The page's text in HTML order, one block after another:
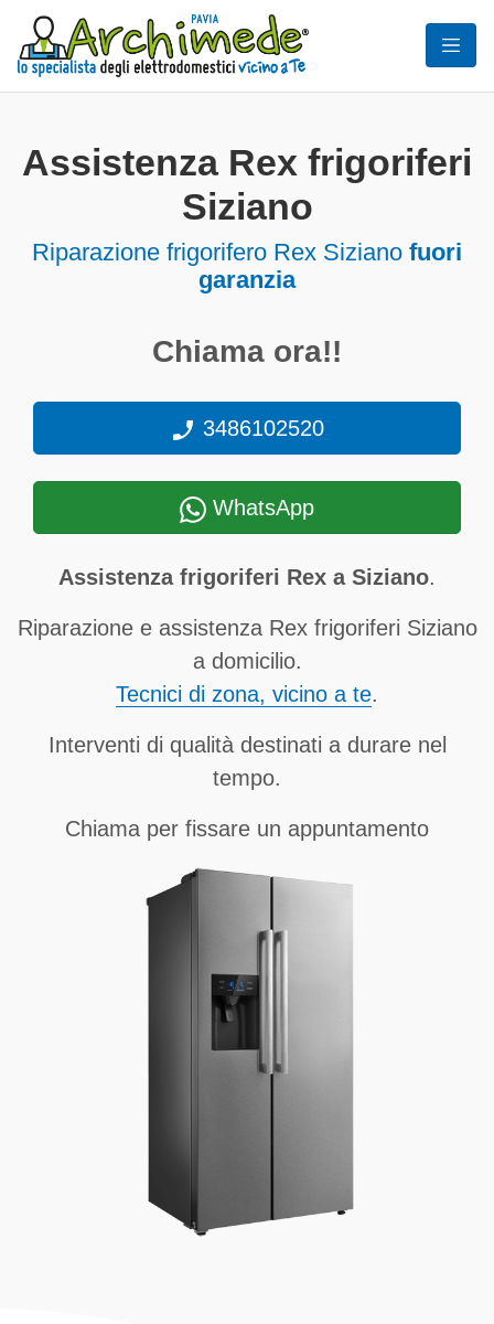
Assistenza Rex frigoriferi
Siziano
Riparazione frigorifero Rex Siziano fuori
garanzia
Chiama ora!!
3486102520
WhatsApp
Assistenza frigoriferi Rex a Siziano.
Riparazione e assistenza Rex frigoriferi Siziano
a domicilio.
Tecnici di zona, vicino a te.
Interventi di qualità destinati a durare nel
tempo.
Chiama per fissare un appuntamento